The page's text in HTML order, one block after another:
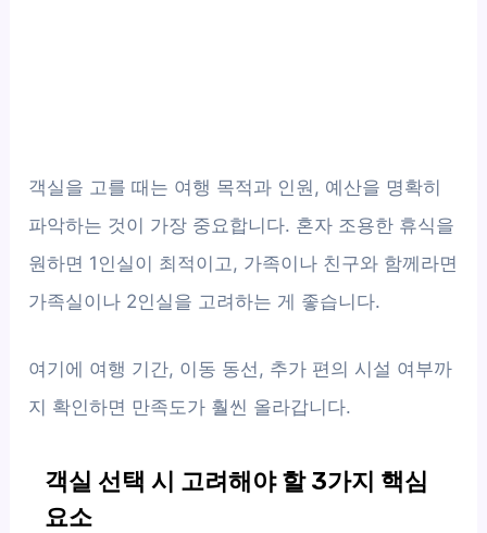
객실을 고를 때는 여행 목적과 인원, 예산을 명확히
파악하는 것이 가장 중요합니다. 혼자 조용한 휴식을
원하면 1인실이 최적이고, 가족이나 친구와 함께라면
가족실이나 2인실을 고려하는 게 좋습니다.
여기에 여행 기간, 이동 동선, 추가 편의 시설 여부까
지 확인하면 만족도가 훨씬 올라갑니다.
객실 선택 시 고려해야 할 3가지 핵심
요소